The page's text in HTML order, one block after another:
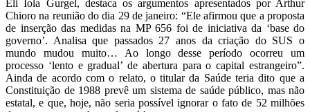
Eli Iola Gurgel, destaca os argumentos apresentados por Arthur
Chioro na reunião do dia 29 de janeiro: “Ele afirmou que a proposta
de inserção das medidas na MP 656 foi de iniciativa da ‘base do
governo’. Analisa que passados 27 anos da criação do SUS o
mundo mudou muito… Ao longo desse período ocorreu um
processo ‘lento e gradual’ de abertura para o capital estrangeiro”.
Ainda de acordo com o relato, o titular da Saúde teria dito que a
Constituição de 1988 prevê um sistema de saúde público, mas não
estatal, e que, hoje, não seria possível ignorar o fato de 52 milhões